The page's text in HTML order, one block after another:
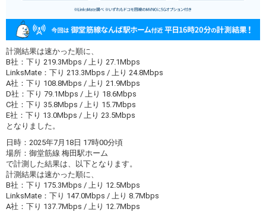
計測結果は速かった順に、
B社：下り 219.3Mbps / 上り 27.1Mbps
LinksMate：下り 213.3Mbps / 上り 24.8Mbps
A社：下り 108.8Mbps / 上り 21.9Mbps
D社：下り 79.1Mbps / 上り 18.6Mbps
C社：下り 35.8Mbps / 上り 15.7Mbps
E社：下り 13.0Mbps / 上り 23.5Mbps
となりました。
日時：2025年7月18日 17時00分頃
場所：御堂筋線 梅田駅ホーム
で計測した結果は、以下となります。
計測結果は速かった順に、
B社：下り 175.3Mbps / 上り 12.5Mbps
LinksMate：下り 147.0Mbps / 上り 8.7Mbps
A社：下り 137.7Mbps / 上り 12.7Mbps